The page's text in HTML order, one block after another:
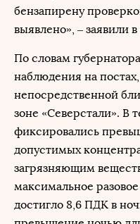
бензапирену
выявлено», – заявили
По словам
наблюдения на
непосредственной
зоне «Северстали». В
фиксировались
допустимых
загрязняющим
максимальное
достигло 8,6 ПДК в